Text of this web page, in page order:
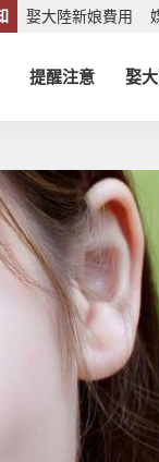
娶大陸新娘費用
提醒注意 娶